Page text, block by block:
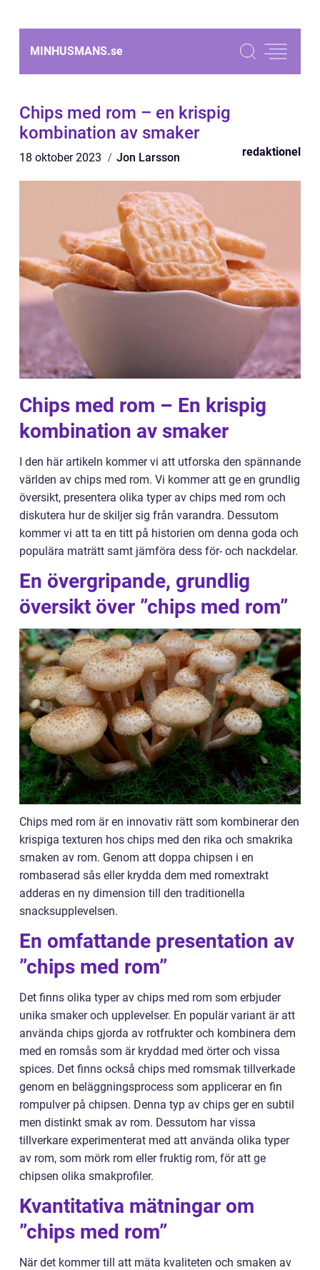
MINHUSMANS.se
Chips med rom – en krispig
kombination av smaker
18 oktober 2023 Jon Larsson redaktionel
Chips med rom – En krispig
kombination av smaker
I den här artikeln kommer vi att utforska den spännande
världen av chips med rom. Vi kommer att ge en grundlig
översikt, presentera olika typer av chips med rom och
diskutera hur de skiljer sig från varandra. Dessutom
kommer vi att ta en titt på historien om denna goda och
populära maträtt samt jämföra dess för- och nackdelar.
En övergripande, grundlig
översikt över ”chips med rom”
Chips med rom är en innovativ rätt som kombinerar den
krispiga texturen hos chips med den rika och smakrika
smaken av rom. Genom att doppa chipsen i en
rombaserad sås eller krydda dem med romextrakt
adderas en ny dimension till den traditionella
snacksupplevelsen.
En omfattande presentation av
”chips med rom”
Det finns olika typer av chips med rom som erbjuder
unika smaker och upplevelser. En populär variant är att
använda chips gjorda av rotfrukter och kombinera dem
med en romsås som är kryddad med örter och vissa
spices. Det finns också chips med romsmak tillverkade
genom en beläggningsprocess som applicerar en fin
rompulver på chipsen. Denna typ av chips ger en subtil
men distinkt smak av rom. Dessutom har vissa
tillverkare experimenterat med att använda olika typer
av rom, som mörk rom eller fruktig rom, för att ge
chipsen olika smakprofiler.
Kvantitativa mätningar om
”chips med rom”
När det kommer till att mäta kvaliteten och smaken av